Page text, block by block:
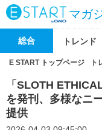
マガ
総合 トレンド
E START トップページ ト
「SLOTH
を発刊、多様なニ
提供